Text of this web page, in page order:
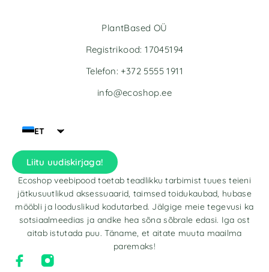
ET
Liitu uudiskirjaga!
Ecoshop veebipood toetab teadlikku tarbimist tuues teieni
jätkusuutlikud aksessuaarid, taimsed toidukaubad, hubase
mööbli ja looduslikud kodutarbed. Jälgige meie tegevusi ka
sotsiaalmeedias ja andke hea sõna sõbrale edasi. Iga ost
aitab istutada puu. Täname, et aitate muuta maailma
paremaks!
PlantBased OÜ
Registrikood: 17045194
Telefon: +372 5555 1911
info@ecoshop.ee